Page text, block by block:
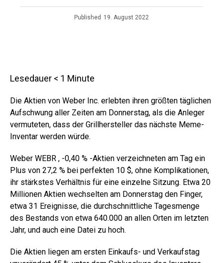
Published 19. August 2022
Lesedauer < 1 Minute
Die Aktien von Weber Inc. erlebten ihren größten täglichen
Aufschwung aller Zeiten am Donnerstag, als die Anleger
vermuteten, dass der Grillhersteller das nächste Meme-
Inventar werden würde.
Weber WEBR , -0,40 % -Aktien verzeichneten am Tag ein
Plus von 27,2 % bei perfekten 10 $, ohne Komplikationen,
ihr stärkstes Verhältnis für eine einzelne Sitzung. Etwa 20
Millionen Aktien wechselten am Donnerstag den Finger,
etwa 31 Ereignisse, die durchschnittliche Tagesmenge
des Bestands von etwa 640.000 an allen Orten im letzten
Jahr, und auch eine Datei zu hoch.
Die Aktien liegen am ersten Einkaufs- und Verkaufstag